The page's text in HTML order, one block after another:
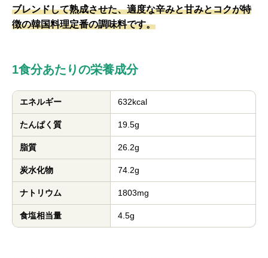
ブレンドして熟成させた、適度な辛みと甘みとコクが特
徴の韓国料理定番の調味料です。
1食分あたりの栄養成分
エネルギー 632kcal
たんぱく質 19.5g
脂質 26.2g
炭水化物 74.2g
ナトリウム 1803mg
食塩相当量 4.5g